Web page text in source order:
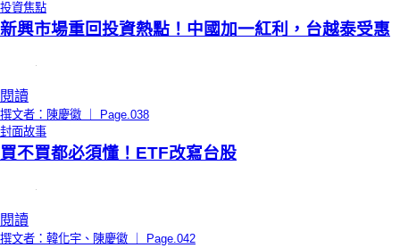
投資焦點
新興市場重回投資熱點！中國加一紅利，台越泰受惠
閱讀
撰文者：陳慶徽 ｜ Page.038
封面故事
買不買都必須懂！ETF改寫台股
閱讀
撰文者：韓化宇、陳慶徽 ｜ Page.042